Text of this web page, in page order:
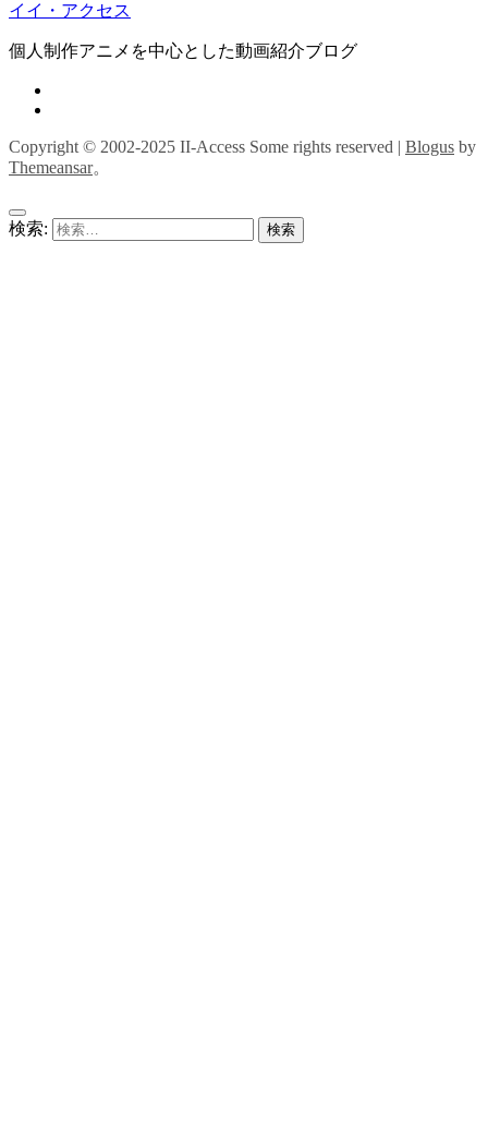
イイ・アクセス
個人制作アニメを中心とした動画紹介ブログ
Copyright © 2002-2025 II-Access Some rights reserved | Blogus by
Themeansar。
検索: